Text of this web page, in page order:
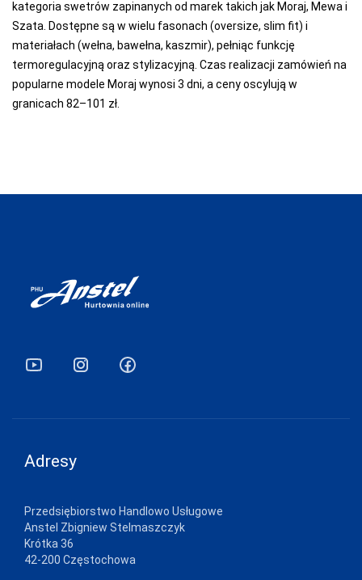
SPAIO
STEVEN
SZATA
VENEZIANA
ZENIT
kategoria swetrów zapinanych od marek takich jak Moraj, Mewa i
Szata. Dostępne są w wielu fasonach (oversize, slim fit) i
materiałach (wełna, bawełna, kaszmir), pełniąc funkcję
termoregulacyjną oraz stylizacyjną. Czas realizacji zamówień na
popularne modele Moraj wynosi 3 dni, a ceny oscylują w
granicach 82–101 zł.
Adresy
Przedsiębiorstwo Handlowo Usługowe
Anstel Zbigniew Stelmaszczyk
Krótka 36
42-200 Częstochowa